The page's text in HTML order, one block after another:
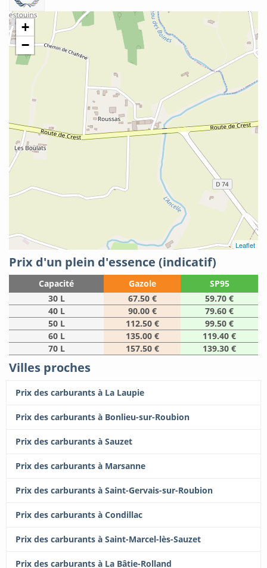
+
−
Leaflet
Prix d'un plein d'essence (indicatif)
Capacité Gazole
SP95
30 L
67.50 €
59.70 €
40 L
90.00 €
79.60 €
50 L
112.50 €
99.50 €
60 L
135.00 €
119.40 €
70 L
157.50 € 139.30 €
Villes proches
Prix des carburants à La Laupie
Prix des carburants à Bonlieu-sur-Roubion
Prix des carburants à Sauzet
Prix des carburants à Marsanne
Prix des carburants à Saint-Gervais-sur-Roubion
Prix des carburants à Condillac
Prix des carburants à Saint-Marcel-lès-Sauzet
Prix des carburants à La Bâtie-Rolland